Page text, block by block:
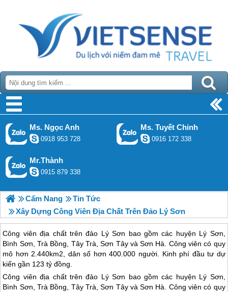
Ms. Ngọc Anh
0918 953 728
Ms. Tuyết Chinh
0916 172 338
Mr.Thành
0915 879 338
Cẩm Nang
Tin Tức
Xây Dựng Công Viên Địa Chất Trên Đảo Lý Sơn
Công viên địa chất trên đảo Lý Sơn bao gồm các huyện Lý Sơn,
Bình Sơn, Trà Bồng, Tây Trà, Sơn Tây và Sơn Hà. Công viên có quy
mô hơn 2.440km2, dân số hơn 400.000 người. Kinh phí đầu tư dự
kiến gần 123 tỷ đồng.
Công viên địa chất trênđảo Lý Sơn bao gồm các huyện Lý Sơn,
Bình Sơn, Trà Bồng, Tây Trà, Sơn Tây và Sơn Hà. Công viên có quy